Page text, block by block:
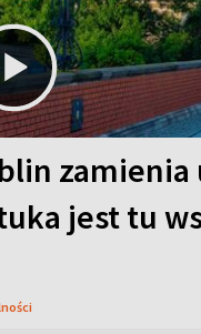
zamienia
jest tu